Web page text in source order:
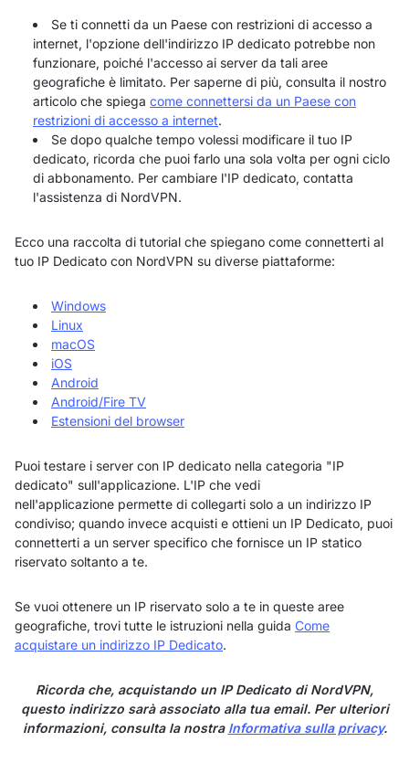
Se ti connetti da un Paese con restrizioni di accesso a
internet, l'opzione dell'indirizzo IP dedicato potrebbe non
funzionare, poiché l'accesso ai server da tali aree
geografiche è limitato. Per saperne di più, consulta il nostro
articolo che spiega come connettersi da un Paese con
restrizioni di accesso a internet.
Se dopo qualche tempo volessi modificare il tuo IP
dedicato, ricorda che puoi farlo una sola volta per ogni ciclo
di abbonamento. Per cambiare l'IP dedicato, contatta
l'assistenza di NordVPN.
Ecco una raccolta di tutorial che spiegano come connetterti al
tuo IP Dedicato con NordVPN su diverse piattaforme:
Windows
Linux
macOS
iOS
Android
Android/Fire TV
Estensioni del browser
Puoi testare i server con IP dedicato nella categoria "IP
dedicato" sull'applicazione. L'IP che vedi
nell'applicazione permette di collegarti solo a un indirizzo IP
condiviso; quando invece acquisti e ottieni un IP Dedicato, puoi
connetterti a un server specifico che fornisce un IP statico
riservato soltanto a te.
Se vuoi ottenere un IP riservato solo a te in queste aree
geografiche, trovi tutte le istruzioni nella guida Come
acquistare un indirizzo IP Dedicato.
Ricorda che, acquistando un IP Dedicato di NordVPN,
questo indirizzo sarà associato alla tua email. Per ulteriori
informazioni, consulta la nostra Informativa sulla privacy.